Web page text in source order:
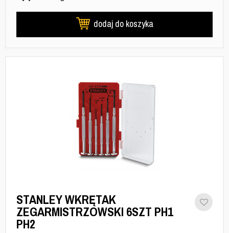
dodaj do koszyka
STANLEY WKRĘTAK
ZEGARMISTRZOWSKI 6SZT PH1
PH2